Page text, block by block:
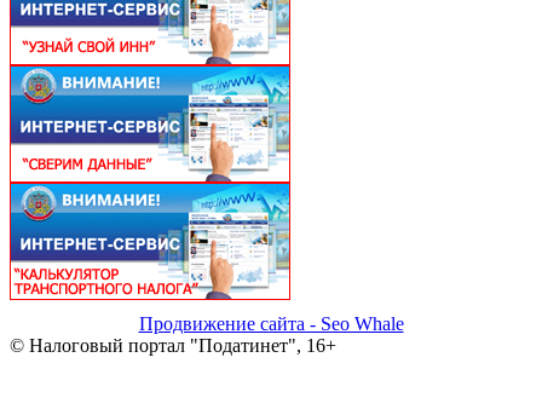
Продвижение сайта - Seo Whale
© Налоговый портал "Податинет", 16+